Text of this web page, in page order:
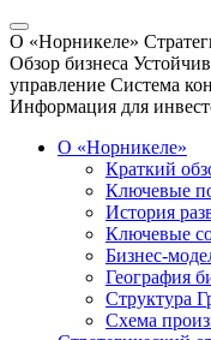
О «Норникеле»
Обзор бизнеса
управление Система
Информация для
О «Норникеле»
Краткий
Ключевые
История
Ключевые
Бизнес-
География
Структура
Схема